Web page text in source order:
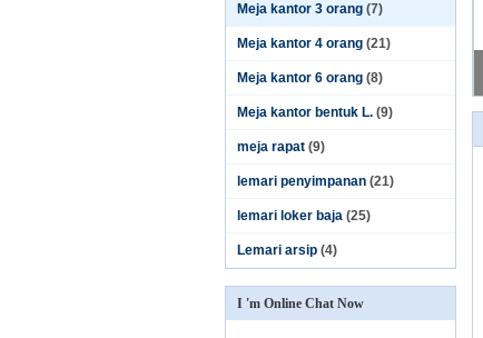
Meja kantor 3 orang (7)
Meja kantor 4 orang (21)
Meja kantor 6 orang (8)
Meja kantor bentuk L. (9)
meja rapat (9)
lemari penyimpanan (21)
lemari loker baja (25)
Lemari arsip (4)
I 'm Online Chat Now